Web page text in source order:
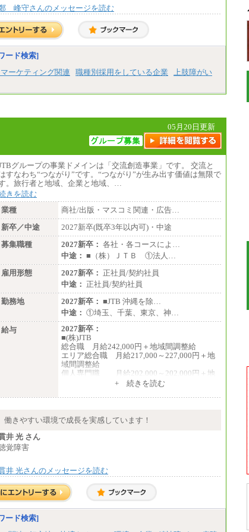
峰守さんのメッセージを読む
ード検索]
ーケティング関連 職種別採用をしている企業
上肢障がい
05月20日更新
グループの事業ドメインは「交流創造事業」です。 交流と
すなわち“つながり”です。“つながり”が生み出す価値は無限で
。旅行者と地域、企業と地域、…
きを読む
業種
商社/出版・マスコミ関連・広告…
新卒／中途
2027新卒(既卒3年以内可)・中途
募集職種
2027新卒： 各社・各コースによ…
中途： ■（株）ＪＴＢ ①法人…
雇用形態
2027新卒： 正社員/契約社員
中途： 正社員/契約社員
勤務地
2027新卒： ■JTB 沖縄を除…
中途： ①埼玉、千葉、東京、神…
給与
2027新卒：
■(株)JTB
総合職 月給242,000円＋地域間調整給
エリア総合職 月給217,000～227,000円＋地
域間調整給
個人専門職 月給202,000～202,000円＋地
※詳細はJTBキャリアサイトよりご確認くだ
さい。
■(株)JTB商事
総合職 月給208,000～235,000円
■(株)JTBパブリッシング ※2027年新卒募集
終了
総合職 月給271,000円
+ 続きを読む
働きやすい環境で成長を実感しています！
井 光 さん
覚障害
井 光さんのメッセージを読む
ード検索]